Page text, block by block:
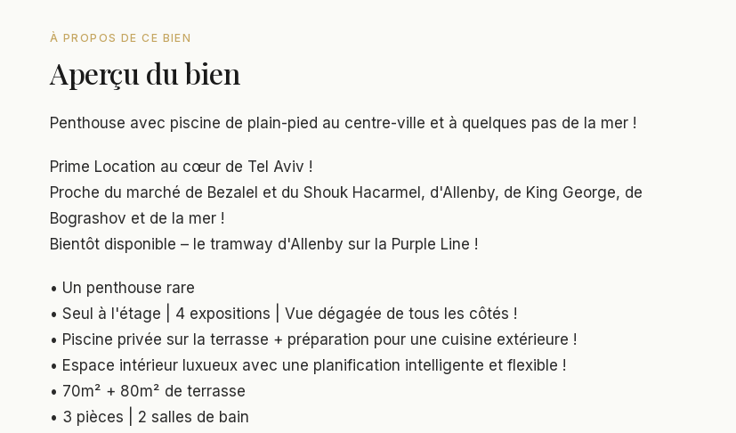
À PROPOS DE CE BIEN
Aperçu du bien
Penthouse avec piscine de plain-pied au centre-ville et à quelques pas de la mer !
Prime Location au cœur de Tel Aviv !
Proche du marché de Bezalel et du Shouk Hacarmel, d'Allenby, de King George, de
Bograshov et de la mer !
Bientôt disponible – le tramway d'Allenby sur la Purple Line !
• Un penthouse rare
• Seul à l'étage | 4 expositions | Vue dégagée de tous les côtés !
• Piscine privée sur la terrasse + préparation pour une cuisine extérieure !
• Espace intérieur luxueux avec une planification intelligente et flexible !
• 70m² + 80m² de terrasse
• 3 pièces | 2 salles de bain